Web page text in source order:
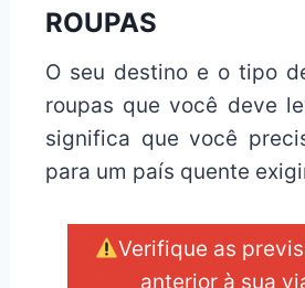
ROUPAS
O seu destino e o tipo
roupas que você deve
significa que você
para um país quente
Verifique as
anterior à sua